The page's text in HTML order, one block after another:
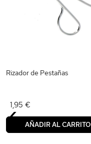
Rizador de Pestañas
1,95 €
AÑADIR AL CARRITO
‹